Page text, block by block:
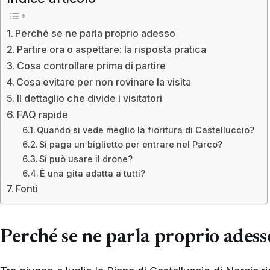
Perché se ne parla proprio adesso
Partire ora o aspettare: la risposta pratica
Cosa controllare prima di partire
Cosa evitare per non rovinare la visita
Il dettaglio che divide i visitatori
FAQ rapide
Quando si vede meglio la fioritura di Castelluccio?
Si paga un biglietto per entrare nel Parco?
Si può usare il drone?
È una gita adatta a tutti?
Fonti
Perché se ne parla proprio